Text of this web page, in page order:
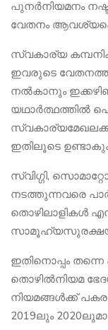
പുനർനിയമനം
വേതനം
സ്വകാര്യ
ഇവരുടെ
നൽകാനും
യഥാർത്ഥത്തിൽ
സ്വകാര്യമേഖലക്ക്
ഇതിലൂടെ
സ്വിഗ്ഗി,
നടത്തുന്നവരെ
തൊഴിലാളികൾ
ഇതിനൊപ്പം തന്നെ
തൊഴിൽനിയമ
നിയമങ്ങൾക്ക്
2019ലും